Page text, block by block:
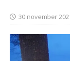
30 november